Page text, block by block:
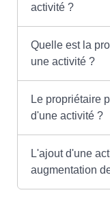
activité ?
Quelle est la
une activité ?
Le propriétaire
d'une activité ?
L'ajout d'une
augmentation